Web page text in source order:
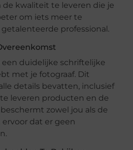
kwaliteit te leveren die je
om iets meer te
professional.
een duidelijke schriftelijke
met je fotograaf. Dit
details bevatten, inclusief
leveren producten en de
zowel jou als de
dat er geen